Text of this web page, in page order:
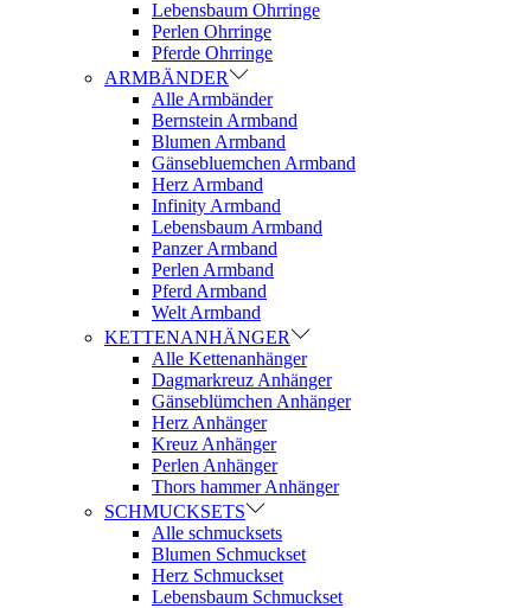
Lebensbaum Ohrringe
Perlen Ohrringe
Pferde Ohrringe
ARMBÄNDER
Alle Armbänder
Bernstein Armband
Blumen Armband
Gänsebluemchen Armband
Herz Armband
Infinity Armband
Lebensbaum Armband
Panzer Armband
Perlen Armband
Pferd Armband
Welt Armband
KETTENANHÄNGER
Alle Kettenanhänger
Dagmarkreuz Anhänger
Gänseblümchen Anhänger
Herz Anhänger
Kreuz Anhänger
Perlen Anhänger
Thors hammer Anhänger
SCHMUCKSETS
Alle schmucksets
Blumen Schmuckset
Herz Schmuckset
Lebensbaum Schmuckset